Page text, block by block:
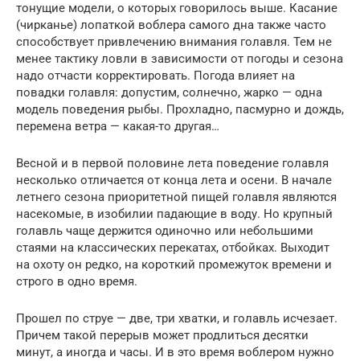
тонущие модели, о которых говорилось выше. Касание
(чирканье) лопаткой воблера самого дна также часто
способствует привлечению внимания голавля. Тем не
менее тактику ловли в зависимости от погоды и сезона
надо отчасти корректировать. Погода влияет на
повадки голавля: допустим, солнечно, жарко — одна
модель поведения рыбы. Прохладно, пасмурно и дождь,
перемена ветра — какая-то другая…
Весной и в первой половине лета поведение голавля
несколько отличается от конца лета и осени. В начале
летнего сезона приоритетной пищей голавля являются
насекомые, в изобилии падающие в воду. Но крупный
голавль чаще держится одиночно или небольшими
стаями на классических перекатах, отбойках. Выходит
на охоту он редко, на короткий промежуток времени и
строго в одно время.
Прошел по струе — две, три хватки, и голавль исчезает.
Причем такой перерыв может продлиться десятки
минут, а иногда и часы. И в это время воблером нужно